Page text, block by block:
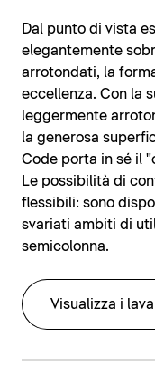
Dal punto di vista
elegantemente
arrotondati, la
eccellenza. Con la
leggermente
la generosa
Code porta in sé il
Le possibilità di
flessibili: sono
svariati ambiti di
semicolonna.
Visualizza i